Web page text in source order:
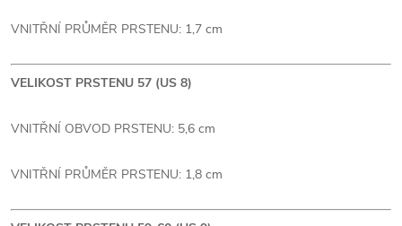
VNITŘNÍ PRŮMĚR PRSTENU: 1,7 cm
VELIKOST PRSTENU 57 (US 8)
VNITŘNÍ OBVOD PRSTENU: 5,6 cm
VNITŘNÍ PRŮMĚR PRSTENU: 1,8 cm